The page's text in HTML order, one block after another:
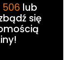
506 lub
się